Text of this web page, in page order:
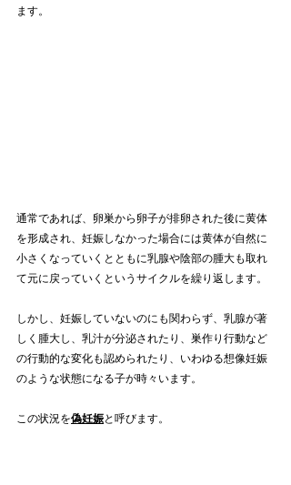
ます。
通常であれば、卵巣から卵子が排卵された後に黄体
を形成され、妊娠しなかった場合には黄体が自然に
小さくなっていくとともに乳腺や陰部の腫大も取れ
て元に戻っていくというサイクルを繰り返します。
しかし、妊娠していないのにも関わらず、乳腺が著
しく腫大し、乳汁が分泌されたり、巣作り行動など
の行動的な変化も認められたり、いわゆる想像妊娠
のような状態になる子が時々います。
この状況を偽妊娠と呼びます。